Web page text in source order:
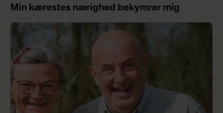
Min kærestes nærighed bekymrer mig